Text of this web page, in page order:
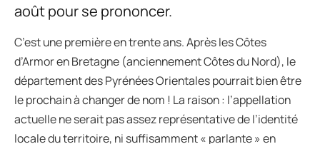
août pour se prononcer.
C’est une première en trente ans. Après les Côtes
d’Armor en Bretagne (anciennement Côtes du Nord), le
département des Pyrénées Orientales pourrait bien être
le prochain à changer de nom ! La raison : l’appellation
actuelle ne serait pas assez représentative de l’identité
locale du territoire, ni suffisamment « parlante » en